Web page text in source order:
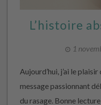
L’histoire
1
Aujourd’hui, j’ai le
message passionnant
du rasage. Bonne